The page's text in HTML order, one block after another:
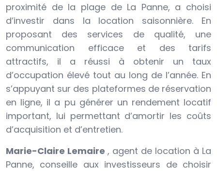
proximité de la plage de La Panne, a choisi
d’investir dans la location saisonnière. En
proposant des services de qualité, une
communication efficace et des tarifs
attractifs, il a réussi à obtenir un taux
d’occupation élevé tout au long de l’année. En
s’appuyant sur des plateformes de réservation
en ligne, il a pu générer un rendement locatif
important, lui permettant d’amortir les coûts
d’acquisition et d’entretien.
Marie-Claire Lemaire , agent de location à La
Panne, conseille aux investisseurs de choisir